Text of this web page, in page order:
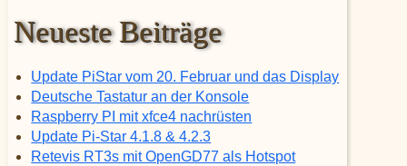
Neueste Beiträge
Update PiStar vom 20. Februar und das Display
Deutsche Tastatur an der Konsole
Raspberry PI mit xfce4 nachrüsten
Update Pi-Star 4.1.8 & 4.2.3
Retevis RT3s mit OpenGD77 als Hotspot